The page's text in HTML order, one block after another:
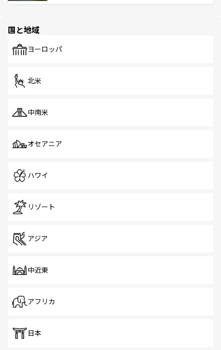
で、ホーカーズは地元の風情を楽しめる外せないスポット
国と地域
ヨーロッパ
北米
中南米
オセアニア
ハワイ
リゾート
アジア
中近東
アフリカ
日本